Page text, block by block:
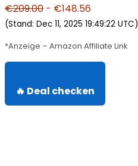
€209.00 - €148.56
(Stand: Dec 11, 2025 19:49:22 UTC)
*Anzeige – Amazon Affiliate Link
🔥 Deal checken